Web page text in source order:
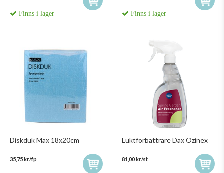
Finns i lager Finns i lager
Diskduk Max 18x20cm
35,75 kr/fp
Luktförbättrare Dax Ozinex
81,00 kr/st